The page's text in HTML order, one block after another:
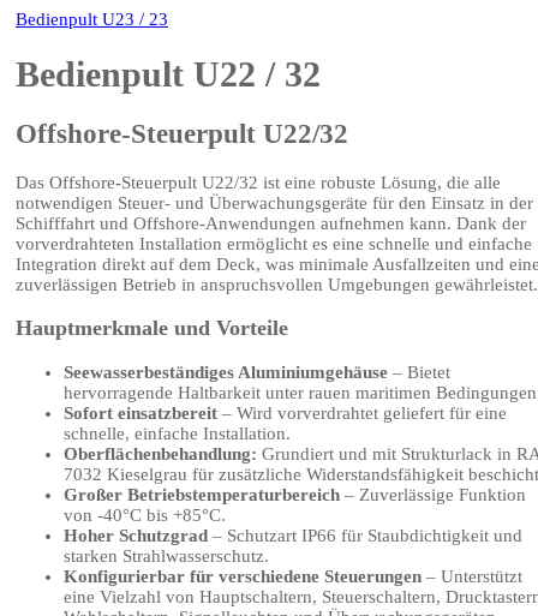
Bedienpult U23 / 23
Bedienpult U22 / 32
Offshore-Steuerpult U22/32
Das Offshore-Steuerpult U22/32 ist eine robuste Lösung, die alle
notwendigen Steuer- und Überwachungsgeräte für den Einsatz in der
Schifffahrt und Offshore-Anwendungen aufnehmen kann. Dank der
vorverdrahteten Installation ermöglicht es eine schnelle und einfache
Integration direkt auf dem Deck, was minimale Ausfallzeiten und
zuverlässigen Betrieb in anspruchsvollen Umgebungen gewährleistet.
Hauptmerkmale und Vorteile
Seewasserbeständiges Aluminiumgehäuse – Bietet
hervorragende Haltbarkeit unter rauen maritimen
Sofort einsatzbereit – Wird vorverdrahtet geliefert für eine
schnelle, einfache Installation.
Oberflächenbehandlung: Grundiert und mit Strukturlack in
7032 Kieselgrau für zusätzliche Widerstandsfähigkeit
Großer Betriebstemperaturbereich – Zuverlässige Funktion
von -40°C bis +85°C.
Hoher Schutzgrad – Schutzart IP66 für Staubdichtigkeit und
starken Strahlwasserschutz.
Konfigurierbar für verschiedene Steuerungen – Unterstützt
eine Vielzahl von Hauptschaltern, Steuerschaltern,